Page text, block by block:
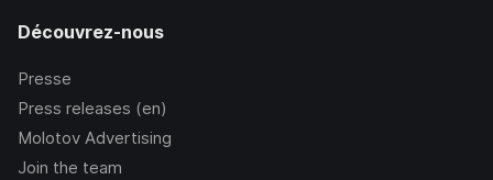
Découvrez-nous
Presse
Press releases (en)
Molotov Advertising
Join the team